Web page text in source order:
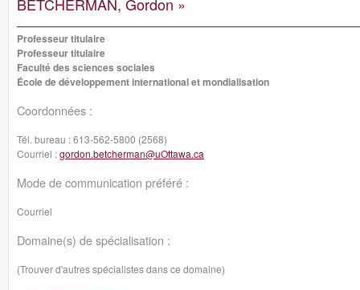
Professeur titulaire
Professeur titulaire
Faculté des sciences sociales
École de développement international et mondialisation
Coordonnées :
Tél. bureau :613-562-5800 (2568)
Courriel :gordon.betcherman@uOttawa.ca
Mode de communication préféré :
Courriel
Domaine(s) de spécialisation :
(Trouver d'autres spécialistes dans ce domaine)